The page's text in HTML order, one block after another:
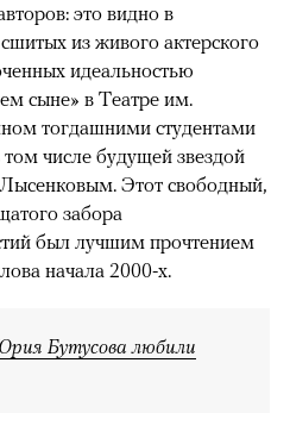
это видно в
из живого актерского
идеальностью
сыне» в Театре им.
тогдашними студентами
числе будущей звездой
Этот свободный,
забора
был лучшим прочтением
начала 2000-х.
Бутусова любили